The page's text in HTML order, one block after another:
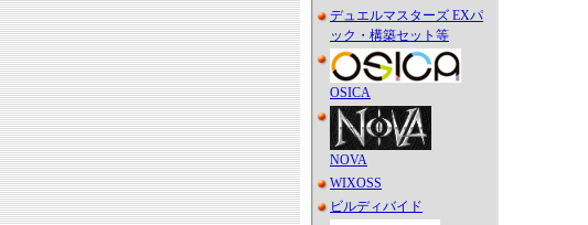
デュエルマスターズ EXパ
ック・構築セット等
OSICA
NOVA
WIXOSS
ビルディバイド